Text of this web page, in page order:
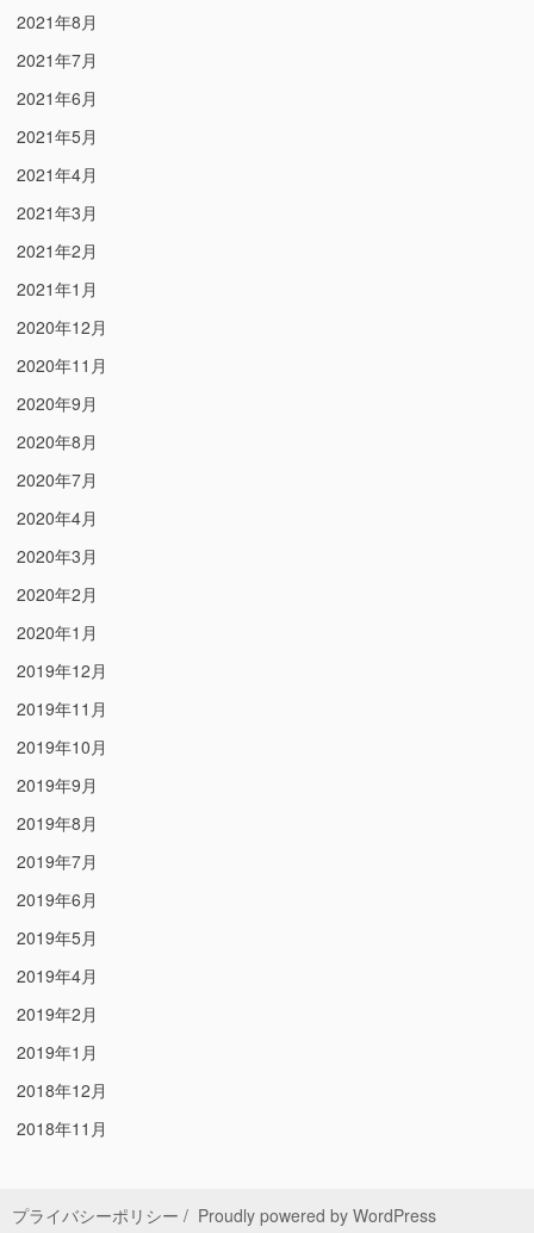
2021年8月
2021年7月
2021年6月
2021年5月
2021年4月
2021年3月
2021年2月
2021年1月
2020年12月
2020年11月
2020年9月
2020年8月
2020年7月
2020年4月
2020年3月
2020年2月
2020年1月
2019年12月
2019年11月
2019年10月
2019年9月
2019年8月
2019年7月
2019年6月
2019年5月
2019年4月
2019年2月
2019年1月
2018年12月
2018年11月
プライバシーポリシー Proudly powered by WordPress